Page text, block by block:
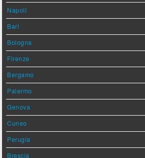
Napoli
Bari
Bologna
Firenze
Bergamo
Palermo
Genova
Cuneo
Perugia
Brescia